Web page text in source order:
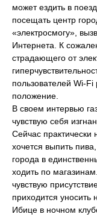
может ездить в
посещать центр
«электросмогу»,
Интернета. К
страдающего от
пользователей Wi-Fi
положение.
В своем интервью
чувствую себя
Сейчас практически
хочется выпить
города в
ходить по
чувствую
приходится
Ибице в ночном